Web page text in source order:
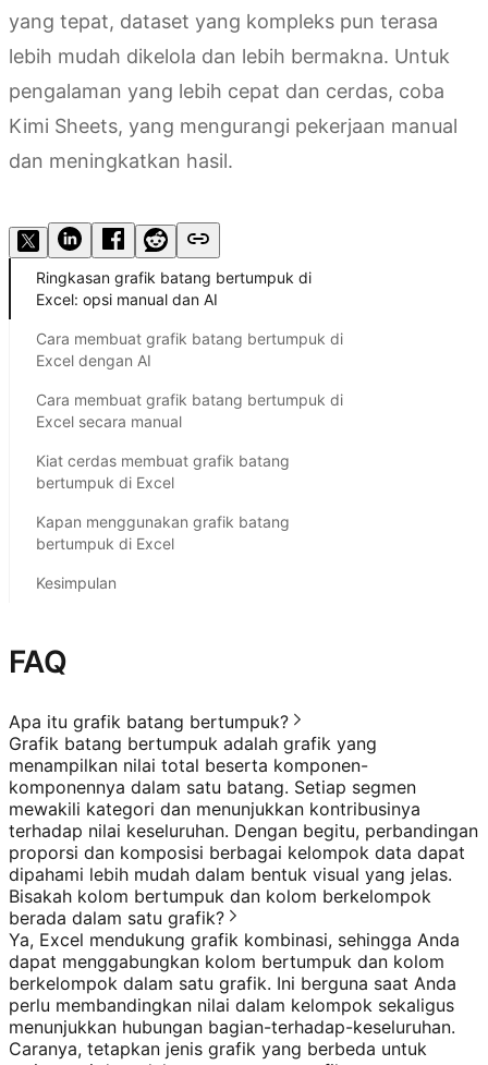
yang tepat, dataset yang kompleks pun terasa
lebih mudah dikelola dan lebih bermakna. Untuk
pengalaman yang lebih cepat dan cerdas, coba
Kimi Sheets, yang mengurangi pekerjaan manual
dan meningkatkan hasil.
Ringkasan grafik batang bertumpuk di
Excel: opsi manual dan AI
Cara membuat grafik batang bertumpuk di
Excel dengan AI
Cara membuat grafik batang bertumpuk di
Excel secara manual
Kiat cerdas membuat grafik batang
bertumpuk di Excel
Kapan menggunakan grafik batang
bertumpuk di Excel
Kesimpulan
FAQ
Apa itu grafik batang bertumpuk?
Grafik batang bertumpuk adalah grafik yang
menampilkan nilai total beserta komponen-
komponennya dalam satu batang. Setiap segmen
mewakili kategori dan menunjukkan kontribusinya
terhadap nilai keseluruhan. Dengan begitu, perbandingan
proporsi dan komposisi berbagai kelompok data dapat
dipahami lebih mudah dalam bentuk visual yang jelas.
Bisakah kolom bertumpuk dan kolom berkelompok
berada dalam satu grafik?
Ya, Excel mendukung grafik kombinasi, sehingga Anda
dapat menggabungkan kolom bertumpuk dan kolom
berkelompok dalam satu grafik. Ini berguna saat Anda
perlu membandingkan nilai dalam kelompok sekaligus
menunjukkan hubungan bagian-terhadap-keseluruhan.
Caranya, tetapkan jenis grafik yang berbeda untuk